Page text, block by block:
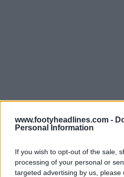
www.footyheadlines.com -
Personal Information
If you wish to opt-out of the sale,
processing of your personal or
targeted advertising by us, please
Fabriqué par Adidas, doté
voiture de Renault. Tu aimes
FC ? Commente ci-dessous.
Afficher les commentaires